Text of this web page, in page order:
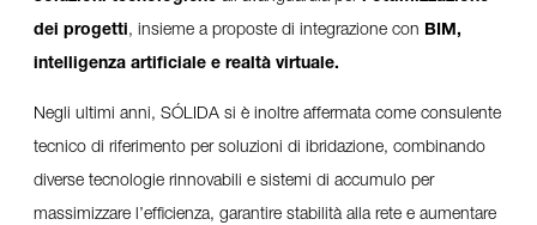
dei progetti, insieme a proposte di integrazione con BIM,
intelligenza artificiale e realtà virtuale.
Negli ultimi anni, SÓLIDA si è inoltre affermata come consulente
tecnico di riferimento per soluzioni di ibridazione, combinando
diverse tecnologie rinnovabili e sistemi di accumulo per
massimizzare l’efficienza, garantire stabilità alla rete e aumentare